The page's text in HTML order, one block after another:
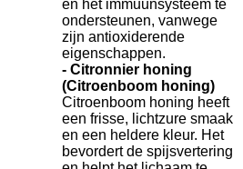
en het immuunsysteem te
ondersteunen, vanwege
zijn antioxiderende
eigenschappen.
- Citronnier honing
(Citroenboom honing)
Citroenboom honing heeft
een frisse, lichtzure smaak
en een heldere kleur. Het
bevordert de spijsvertering